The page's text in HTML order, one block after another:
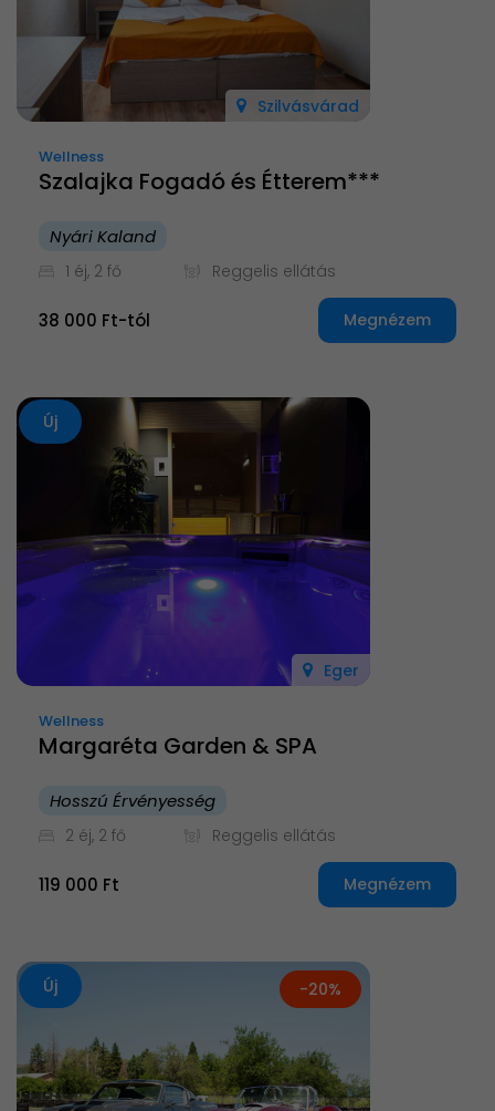
Szilvásvárad
Wellness
Szalajka Fogadó és Étterem***
Nyári Kaland
1 éj, 2 fő Reggelis ellátás
38 000 Ft-tól Megnézem
Új
Eger
Wellness
Margaréta Garden & SPA
Hosszú Érvényesség
2 éj, 2 fő Reggelis ellátás
119 000 Ft Megnézem
Új -20%